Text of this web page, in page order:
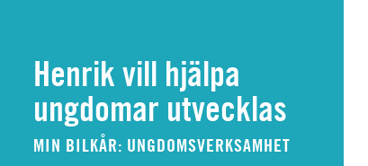
Henrik vill hjälpa
ungdomar utvecklas
MIN BILKÅR: UNGDOMSVERKSAMHET